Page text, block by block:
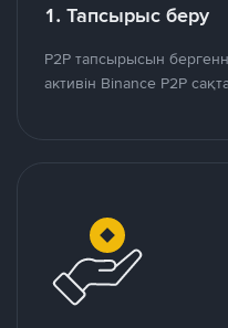
1. Тапсырыс беру
P2P тапсырысын
активін Binance P2P